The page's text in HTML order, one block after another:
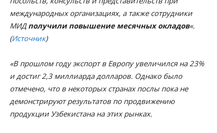
международных организациях, а также сотрудники
МИДполучили повышение месячных окладов«.
(Источник)
«В прошлом году экспорт в Европу увеличился на 23%
и достиг 2,3 миллиарда долларов. Однако было
отмечено, что в некоторых странах послы пока не
демонстрируют результатов по продвижению
продукции Узбекистана на этих рынках.